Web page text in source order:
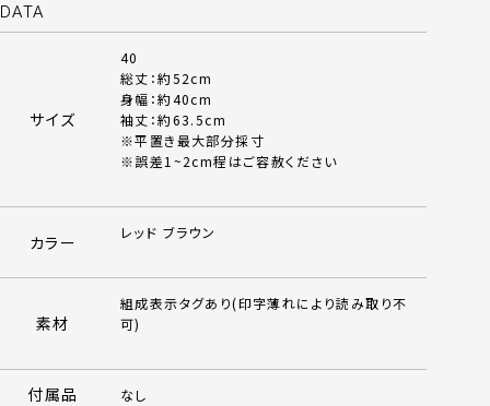
DATA
サイズ
40
総丈：約52cm
身幅：約40cm
袖丈：約63.5cm
※平置き最大部分採寸
※誤差1~2cm程はご容赦ください
カラー レッド ブラウン
素材
組成表示タグあり(印字薄れにより読み取り不
可)
付属品 なし